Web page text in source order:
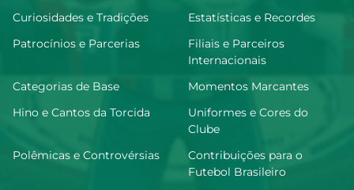
Curiosidades e Tradições
Estatísticas e Recordes
Patrocínios e Parcerias
Filiais e Parceiros
Internacionais
Categorias de Base
Momentos Marcantes
Hino e Cantos da Torcida
Uniformes e Cores do
Clube
Polêmicas e Controvérsias
Contribuições para o
Futebol Brasileiro